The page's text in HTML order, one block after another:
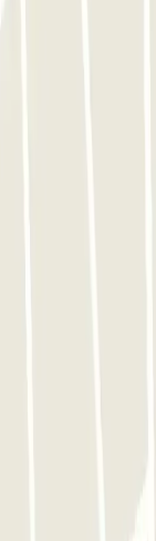
Venezia
e rimani
tante